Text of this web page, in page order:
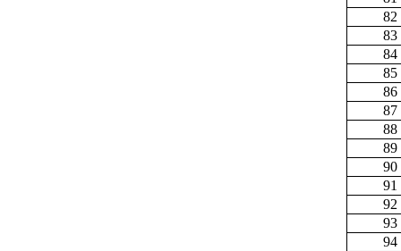
82
83
84
85
86
87
88
89
90
91
92
93
94